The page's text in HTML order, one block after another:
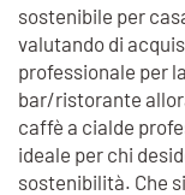
sostenibile per
valutando di
professionale per
bar/ristorante
caffè a cialde
ideale per chi
sostenibilità. Che